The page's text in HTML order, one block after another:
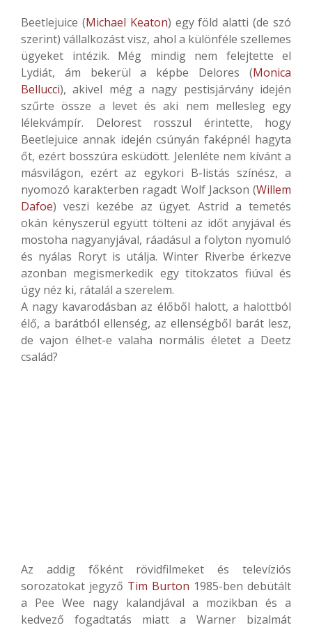
Beetlejuice (Michael Keaton) egy föld alatti (de szó
szerint) vállalkozást visz, ahol a különféle szellemes
ügyeket intézik. Még mindig nem felejtette el
Lydiát, ám bekerül a képbe Delores (Monica
Bellucci), akivel még a nagy pestisjárvány idején
szűrte össze a levet és aki nem mellesleg egy
lélekvámpír. Delorest rosszul érintette, hogy
Beetlejuice annak idején csúnyán faképnél hagyta
őt, ezért bosszúra esküdött. Jelenléte nem kívánt a
másvilágon, ezért az egykori B-listás színész, a
nyomozó karakterben ragadt Wolf Jackson (Willem
Dafoe) veszi kezébe az ügyet. Astrid a temetés
okán kényszerül együtt tölteni az időt anyjával és
mostoha nagyanyjával, ráadásul a folyton nyomuló
és nyálas Roryt is utálja. Winter Riverbe érkezve
azonban megismerkedik egy titokzatos fiúval és
úgy néz ki, rátalál a szerelem.
A nagy kavarodásban az élőből halott, a halottból
élő, a barátból ellenség, az ellenségből barát lesz,
de vajon élhet-e valaha normális életet a Deetz
család?
Az addig főként rövidfilmeket és televíziós
sorozatokat jegyző Tim Burton 1985-ben debütált
a Pee Wee nagy kalandjával a mozikban és a
kedvező fogadtatás miatt a Warner bizalmát